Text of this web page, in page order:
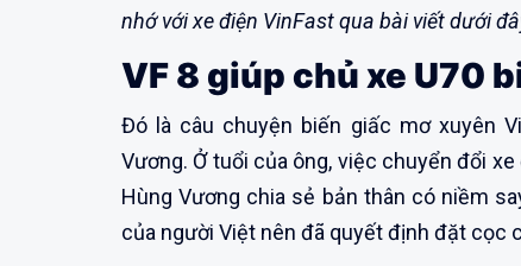
nhớ với xe điện VinFast qua bài viết dưới
VF 8 giúp chủ xe U70
Đó là câu chuyện biến giấc mơ xuyên
Vương. Ở tuổi của ông, việc chuyển đổi
Hùng Vương chia sẻ bản thân có niềm
của người Việt nên đã quyết định đặt cọc